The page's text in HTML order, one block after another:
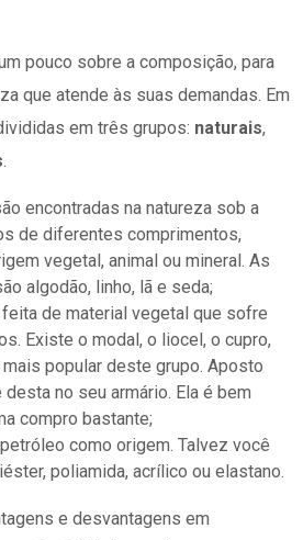
pouco sobre a composição, para
que atende às suas demandas. Em
em três grupos: naturais,
.
encontradas na natureza sob a
de diferentes comprimentos,
vegetal, animal ou mineral. As
algodão, linho, lã e seda;
feita de material vegetal que sofre
Existe o modal, o liocel, o cupro,
popular deste grupo. Aposto
no seu armário. Ela é bem
compro bastante;
como origem. Talvez você
poliamida, acrílico ou elastano.
e desvantagens em